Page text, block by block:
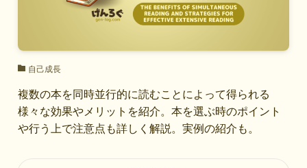
自己成長
複数の本を同時並行的に読むことによって得られる
様々な効果やメリットを紹介。本を選ぶ時のポイント
や行う上で注意点も詳しく解説。実例の紹介も。